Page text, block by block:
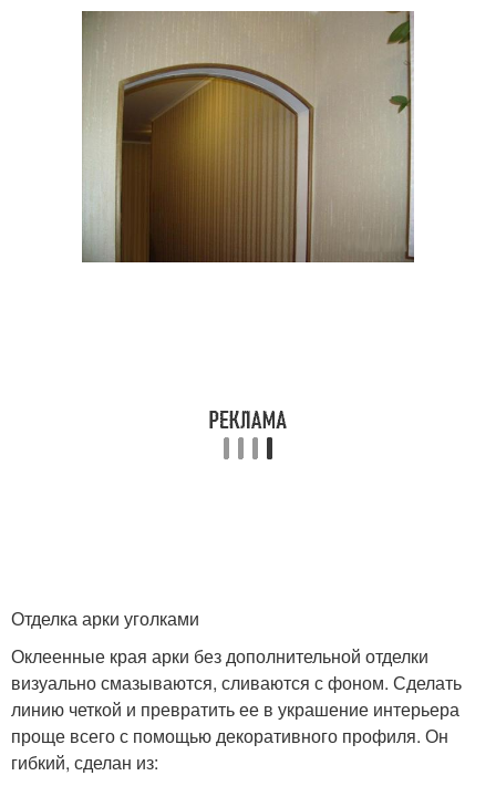
Отделка арки уголками
Оклеенные края арки без дополнительной отделки
визуально смазываются, сливаются с фоном. Сделать
линию четкой и превратить ее в украшение интерьера
проще всего с помощью декоративного профиля. Он
гибкий, сделан из: